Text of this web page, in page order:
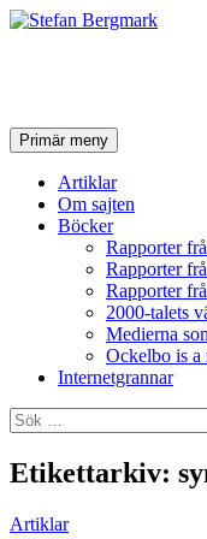
SökPrimär meny Hoppa
till
innehåll
Artiklar
Om sajten
Böcker
Rapporter
Rapporter
Rapporter
2000-talets
Medierna
Ockelbo is a
Internetgrannar
Sök
efter:
Etikettarkiv:
Artiklar